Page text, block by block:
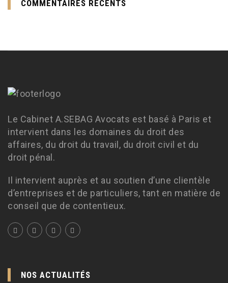
COMMENTAIRES RÉCENTS
Le Cabinet A.SEBAG Avocats est basé à Paris et
intervient dans les domaines du droit des
affaires, du droit du travail, du droit civil et du
droit pénal.
Il intervient auprès et au soutien d’une clientèle
d’entreprises et de particuliers, tant en matière de
conseil que de contentieux.
NOS ACTUALITÉS